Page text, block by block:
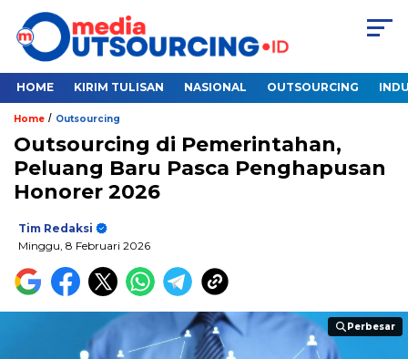
HOME KIRIM TULISAN NASIONAL OUTSOURCING
Home / Outsourcing
Outsourcing di Pemerintahan,
Peluang Baru Pasca Penghapusan
Honorer 2026
Tim Redaksi
Minggu, 8 Februari 2026
Perbesar
Perbesar